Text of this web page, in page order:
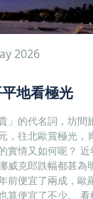
2026
地看極光
」的代名詞，坊間
，往北歐賞極光，
實情又如何呢？
威克郎跌幅都甚為
前便宜了兩成，歐
算便宜了不少。